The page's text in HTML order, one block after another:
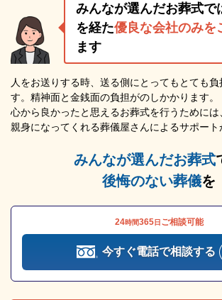
みんなが選んだお葬式で
を経た優良な会社のみを
ます
人をお送りする時、送る側にとってもとても
す。精神面と金銭面の負担がのしかかります。
心から良かったと思えるお葬式を行うためには
親身になってくれる葬儀屋さんによるサポート
みんなが選んだお葬式
後悔のない葬儀を
24時間365日 ご相談可能
今すぐ電話で相談する